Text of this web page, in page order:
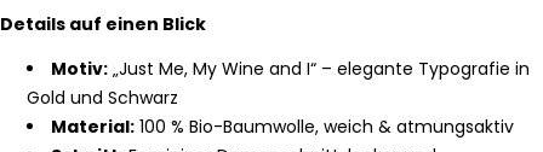
Details auf einen Blick
Motiv: „Just Me, My Wine and I“ – elegante Typografie in
Gold und Schwarz
Material: 100 % Bio-Baumwolle, weich & atmungsaktiv